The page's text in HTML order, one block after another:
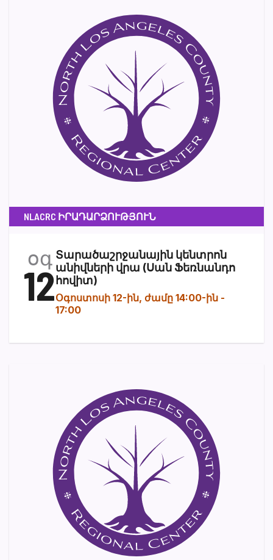
NLACRC ԻՐԱԴԱՐՁՈՒԹՅՈՒՆ
օգ
12
Տարածաշրջանային կենտրոն
անիվների վրա (Սան Ֆեռնանդո
հովիտ)
Օգոստոսի 12-ին, ժամը 14:00-ին -
17:00